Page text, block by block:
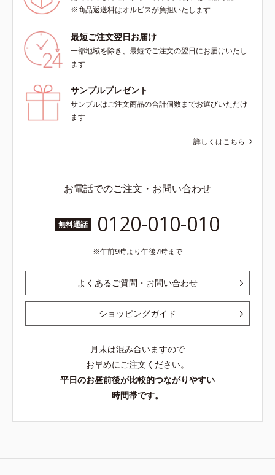
※商品返送料はオルビスが負担いたします
最短ご注文翌日お届け
一部地域を除き、最短でご注文の翌日にお届けいたし
ます
サンプルプレゼント
サンプルはご注文商品の合計個数までお選びいただけ
ます
詳しくはこちら
お電話でのご注文・お問い合わせ
無料通話 0120-010-010
午前9時より午後7時まで
よくあるご質問・お問い合わせ
ショッピングガイド
月末は混み合いますので
お早めにご注文ください。
平日のお昼前後が比較的つながりやすい
時間帯です。